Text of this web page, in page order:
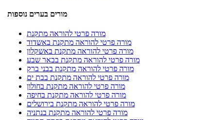
מורים בערים נוספות
מורה פרטי להוראה מתקנת
מורה פרטי להוראה מתקנת באשדוד
מורה פרטי להוראה מתקנת באשקלון
מורה פרטי להוראה מתקנת בבאר שבע
מורה פרטי להוראה מתקנת בבני ברק
מורה פרטי להוראה מתקנת בבת ים
מורה פרטי להוראה מתקנת בחולון
מורה פרטי להוראה מתקנת בחיפה
מורה פרטי להוראה מתקנת בירושלים
מורה פרטי להוראה מתקנת בנתניה